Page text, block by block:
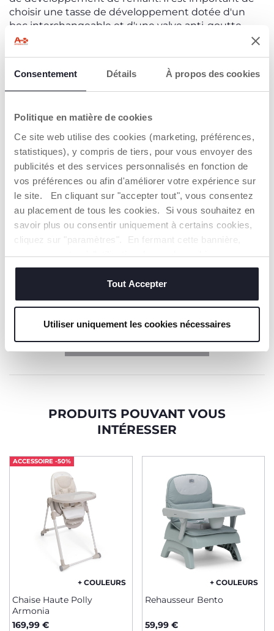
Consentement Détails À propos des cookies
Politique en matière de cookies
Ce site web utilise des cookies (marketing, préférences,
statistiques), y compris de tiers, pour vous envoyer des
publicités et des services personnalisés en fonction de
vos préférences ou afin d'améliorer votre expérience sur
le site. En cliquant sur "accepter tout", vous consentez
au placement de tous les cookies. Si vous souhaitez en
savoir plus ou consentir uniquement à certains cookies,
cliquez sur "paramètres". En fermant cette bannière,
vous consentez à l'utilisation des seuls cookies
techniques, qui sont essentiels au service demandé.
Tout Accepter
Utiliser uniquement les cookies nécessaires
choisir une tasse de développement dotée d'un
bec interchangeable et d'une valve anti-goutte
amovible : les premiers aident l'enfant à positionner
amovibles empêchent les fuites d'eau indésirables
et, si elles sont enlevées, permettent à l'enfant de
bénéficier d'un écoulement libre mais réduit du
poids et les matériaux utilisés, équilibrés en
fonction des capacités motrices de l'enfant à
chaque âge de son développement, l'aideront à
acquérir une nouvelle autonomie.
INSCRIVEZ-VOUS À NOTRE NEWSLETTER
Immédiatement pour vous un bon de 10€ à
J’accepte les conditions depolitique de
confidentialité
S’ABONNER À LA NEWSLETTER
PRODUITS POUVANT VOUS
INTÉRESSER
ACCESSOIRE -50%
+ COULEURS
Chaise Haute Polly
Armonia
169,99 €
+ COULEURS
Rehausseur Bento
59,99 €